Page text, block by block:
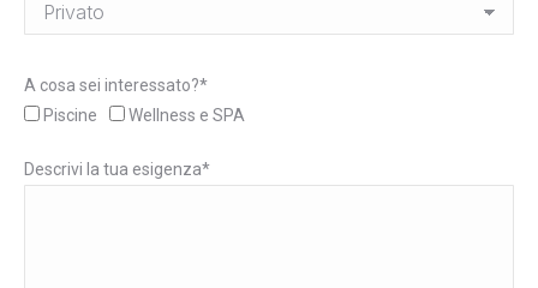
A cosa sei interessato?*
Piscine
Wellness e SPA
Descrivi la tua esigenza*